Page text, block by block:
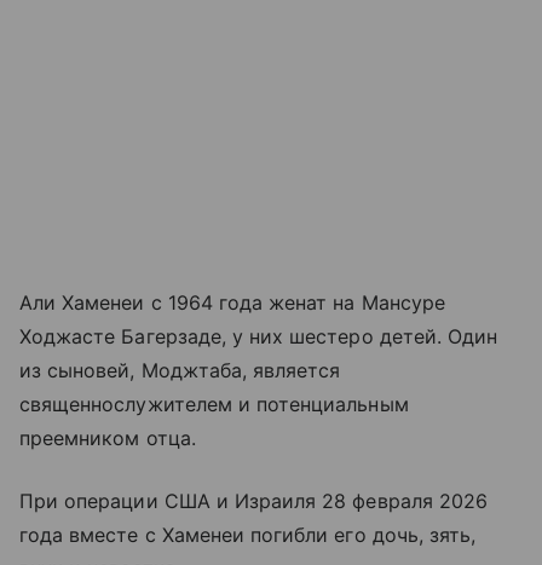
Али Хаменеи с 1964 года женат на Мансуре
Ходжасте Багерзаде, у них шестеро детей. Один
из сыновей, Моджтаба, является
священнослужителем и потенциальным
преемником отца.
При операции США и Израиля 28 февраля 2026
года вместе с Хаменеи погибли его дочь, зять,